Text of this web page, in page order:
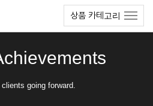
상품 카테고리
going forward.